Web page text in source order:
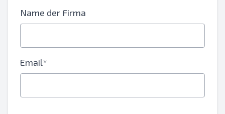
Name der Firma
Email*